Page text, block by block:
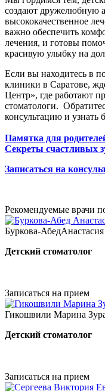
создают дружелюбную
высококачественное
важно обеспечить
лечения, и готовы
красивую улыбку на
Если вы находитесь в
клиники в Саратове,
Центр», где работают
стоматологи.
консультацию и узнать
Памятка для
Секреты счастливых
Записаться на
Рекомендуемые врачи
Буркова-Абед
Детский стоматолог
Записаться на прием
Гикошвили Марина
Детский стоматолог
Записаться на прием